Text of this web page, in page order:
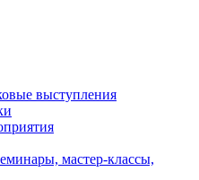
выступления
мастер-классы,